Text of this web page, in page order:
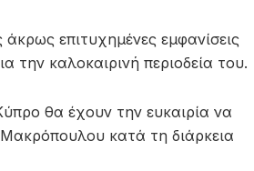
επιτυχημένες εμφανίσεις
την καλοκαιρινή περιοδεία του.
θα έχουν την ευκαιρία να
κατά τη διάρκεια